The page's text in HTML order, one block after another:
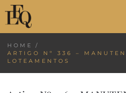
HOME
/
ARTIGO Nº 336 –
LOTEAMENTOS